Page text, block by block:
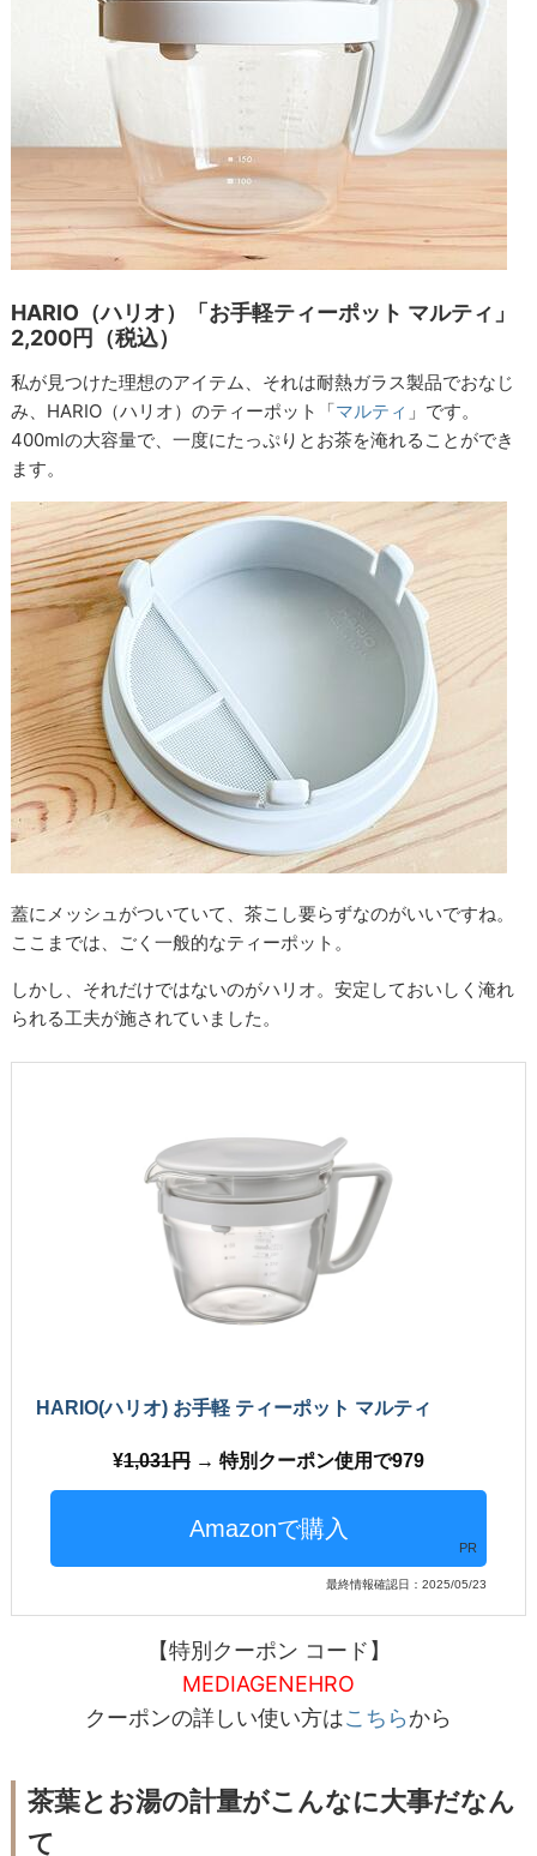
HARIO（ハリオ）「お手軽ティーポット マルティ」
2,200円（税込）
私が見つけた理想のアイテム、それは耐熱ガラス製品でおなじ
み、HARIO（ハリオ）のティーポット「マルティ 」です。
400mlの大容量で、一度にたっぷりとお茶を淹れることができ
ます。
蓋にメッシュがついていて、茶こし要らずなのがいいですね。
ここまでは、ごく一般的なティーポット。
しかし、それだけではないのがハリオ。安定しておいしく淹れ
られる工夫が施されていました。
HARIO(ハリオ) お手軽 ティーポット マルティ
1,031円 → 特別クーポン使用で979
PR
最終情報確認日：2025/05/23
【特別クーポン コード】
MEDIAGENEHRO
クーポンの詳しい使い方はこちらから
茶葉とお湯の計量がこんなに大事だなん
て